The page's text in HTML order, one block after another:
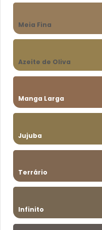
Meia Fina
Azeite de Oliva
Manga Larga
Jujuba
Terrário
Infinito